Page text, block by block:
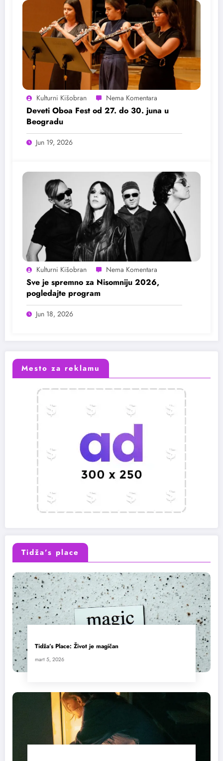
Kulturni Kišobran
Deveti Oboa Fest od 27. do 30. juna u
Beogradu
Jun 19, 2026
Kulturni Kišobran
Sve je spremno za Nisomniju 2026,
pogledajte program
Jun 18, 2026
Mesto za reklamu
Tidža’s place
Tidža’s Place: Život je magičan
mart 5, 2026